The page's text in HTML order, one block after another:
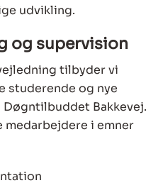
udvikling.
og supervision
tilbyder vi
studerende og nye
Bakkevej.
i emner